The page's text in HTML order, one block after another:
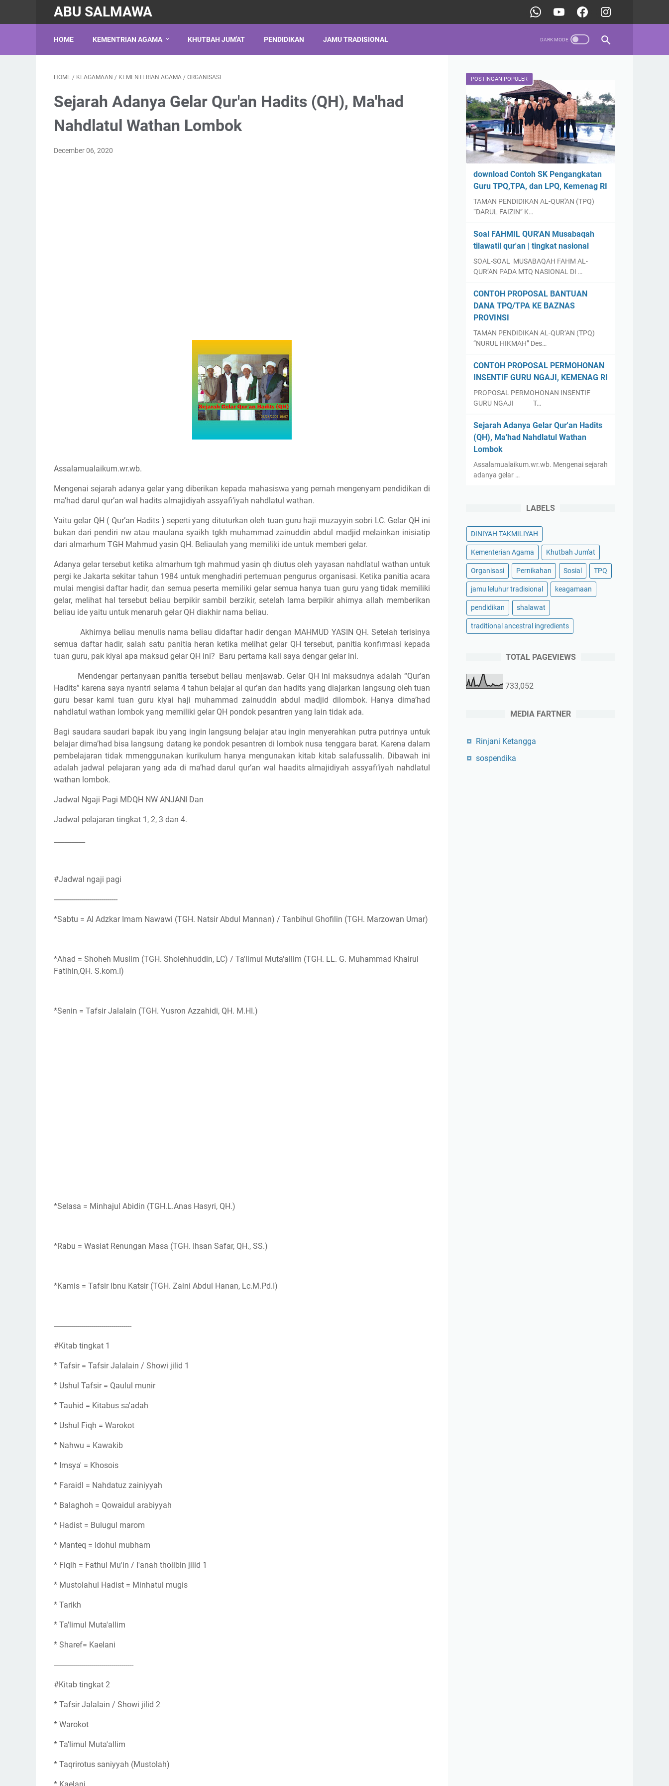
ABU SALMAWA
HOME KEMENTRIAN AGAMA KHUTBAH JUM'AT PENDIDIKAN JAMU TRADISIONAL
HOME / KEAGAMAAN / KEMENTERIAN AGAMA / ORGANISASI
Sejarah Adanya Gelar Qur'an Hadits (QH), Ma'had
Nahdlatul Wathan Lombok
December 06, 2020
Assalamualaikum.wr.wb.
Mengenai sejarah adanya gelar yang diberikan kepada mahasiswa yang pernah mengenyam pendidikan di
ma’had darul qur’an wal hadits almajidiyah assyafi’iyah nahdlatul wathan.
Yaitu gelar QH ( Qur’an Hadits ) seperti yang dituturkan oleh tuan guru haji muzayyin sobri LC. Gelar QH ini
bukan dari pendiri nw atau maulana syaikh tgkh muhammad zainuddin abdul madjid melainkan inisiatip
dari almarhum TGH Mahmud yasin QH. Beliaulah yang memiliki ide untuk memberi gelar.
Adanya gelar tersebut ketika almarhum tgh mahmud yasin qh diutus oleh yayasan nahdlatul wathan untuk
pergi ke Jakarta sekitar tahun 1984 untuk menghadiri pertemuan pengurus organisasi. Ketika panitia acara
mulai mengisi daftar hadir, dan semua peserta memiliki gelar semua hanya tuan guru yang tidak memiliki
gelar, melihat hal tersebut beliau berpikir sambil berzikir, setelah lama berpikir ahirnya allah memberikan
beliau ide yaitu untuk menaruh gelar QH diakhir nama beliau.
Akhirnya beliau menulis nama beliau didaftar hadir dengan MAHMUD YASIN QH. Setelah terisinya
semua daftar hadir, salah satu panitia heran ketika melihat gelar QH tersebut, panitia konfirmasi kepada
tuan guru, pak kiyai apa maksud gelar QH ini? Baru pertama kali saya dengar gelar ini.
Mendengar pertanyaan panitia tersebut beliau menjawab. Gelar QH ini maksudnya adalah “Qur’an
Hadits” karena saya nyantri selama 4 tahun belajar al qur’an dan hadits yang diajarkan langsung oleh tuan
guru besar kami tuan guru kiyai haji muhammad zainuddin abdul madjid dilombok. Hanya dima’had
nahdlatul wathan lombok yang memiliki gelar QH pondok pesantren yang lain tidak ada.
Bagi saudara saudari bapak ibu yang ingin langsung belajar atau ingin menyerahkan putra putrinya untuk
belajar dima’had bisa langsung datang ke pondok pesantren di lombok nusa tenggara barat. Karena dalam
pembelajaran tidak mmenggunakan kurikulum hanya mengunakan kitab kitab salafussalih. Dibawah ini
adalah jadwal pelajaran yang ada di ma’had darul qur’an wal haadits almajidiyah assyafi’iyah nahdlatul
wathan lombok.
Jadwal Ngaji Pagi MDQH NW ANJANI Dan
Jadwal pelajaran tingkat 1, 2, 3 dan 4.
#Jadwal ngaji pagi
--------------------------------
*Sabtu = Al Adzkar Imam Nawawi (TGH. Natsir Abdul Mannan) / Tanbihul Ghofilin (TGH. Marzowan Umar)
*Ahad = Shoheh Muslim (TGH. Sholehhuddin, LC) / Ta'limul Muta'allim (TGH. LL. G. Muhammad Khairul
Fatihin,QH. S.kom.I)
*Senin = Tafsir Jalalain (TGH. Yusron Azzahidi, QH. M.HI.)
*Selasa = Minhajul Abidin (TGH.L.Anas Hasyri, QH.)
*Rabu = Wasiat Renungan Masa (TGH. Ihsan Safar, QH., SS.)
*Kamis = Tafsir Ibnu Katsir (TGH. Zaini Abdul Hanan, Lc.M.Pd.I)
---------------------------------------
#Kitab tingkat 1
* Tafsir = Tafsir Jalalain / Showi jilid 1
* Ushul Tafsir = Qaulul munir
* Tauhid = Kitabus sa'adah
* Ushul Fiqh = Warokot
* Nahwu = Kawakib
* Imsya' = Khosois
* Faraidl = Nahdatuz zainiyyah
* Balaghoh = Qowaidul arabiyyah
* Hadist = Bulugul marom
* Manteq = Idohul mubham
* Fiqih = Fathul Mu'in / I'anah tholibin jilid 1
* Mustolahul Hadist = Minhatul mugis
* Tarikh
* Ta'limul Muta'allim
* Sharef= Kaelani
----------------------------------------
#Kitab tingkat 2
* Tafsir Jalalain / Showi jilid 2
* Warokot
* Ta'limul Muta'allim
* Taqrirotus saniyyah (Mustolah)
POSTINGAN POPULER
download Contoh SK Pengangkatan
Guru TPQ,TPA, dan LPQ, Kemenag RI
TAMAN PENDIDIKAN AL-QUR'AN (TPQ)
“DARUL FAIZIN” K…
Soal FAHMIL QUR'AN Musabaqah
tilawatil qur'an | tingkat nasional
SOAL-SOAL MUSABAQAH FAHM AL-
QUR’AN PADA MTQ NASIONAL DI …
CONTOH PROPOSAL BANTUAN
DANA TPQ/TPA KE BAZNAS
PROVINSI
TAMAN PENDIDIKAN AL-QUR’AN (TPQ)
“NURUL HIKMAH” Des…
CONTOH PROPOSAL PERMOHONAN
INSENTIF GURU NGAJI, KEMENAG RI
PROPOSAL PERMOHONAN INSENTIF
GURU NGAJI T…
Sejarah Adanya Gelar Qur'an Hadits
(QH), Ma'had Nahdlatul Wathan
Lombok
Assalamualaikum.wr.wb. Mengenai sejarah
adanya gelar …
LABELS
DINIYAH TAKMILIYAH
Kementerian Agama Khutbah Jum'at
Organisasi Pernikahan Sosial TPQ
jamu leluhur tradisional keagamaan
pendidikan shalawat
traditional ancestral ingredients
TOTAL PAGEVIEWS
733,052
MEDIA FARTNER
Rinjani Ketangga
sospendika